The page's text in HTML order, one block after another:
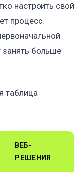
настроить свой
процесс.
занять больше
таблица
ВЕБ-
РЕШЕНИЯ